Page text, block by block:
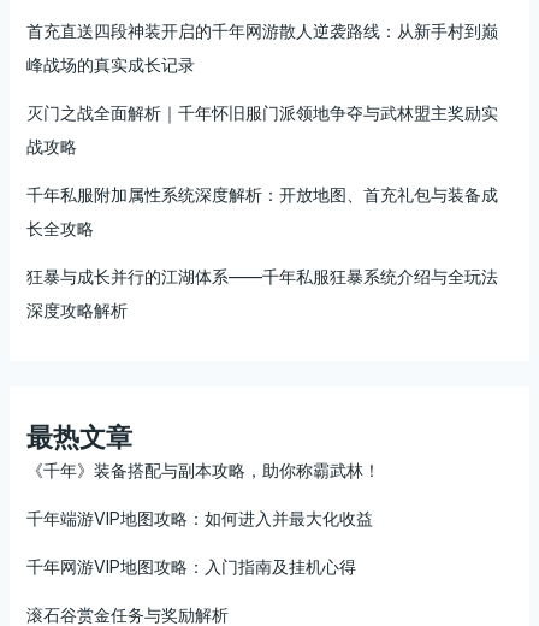
首充直送四段神装开启的千年网游散人逆袭路线：从新手村到巅
峰战场的真实成长记录
灭门之战全面解析｜千年怀旧服门派领地争夺与武林盟主奖励实
战攻略
千年私服附加属性系统深度解析：开放地图、首充礼包与装备成
长全攻略
狂暴与成长并行的江湖体系——千年私服狂暴系统介绍与全玩法
深度攻略解析
最热文章
《千年》装备搭配与副本攻略，助你称霸武林！
千年端游VIP地图攻略：如何进入并最大化收益
千年网游VIP地图攻略：入门指南及挂机心得
滚石谷赏金任务与奖励解析